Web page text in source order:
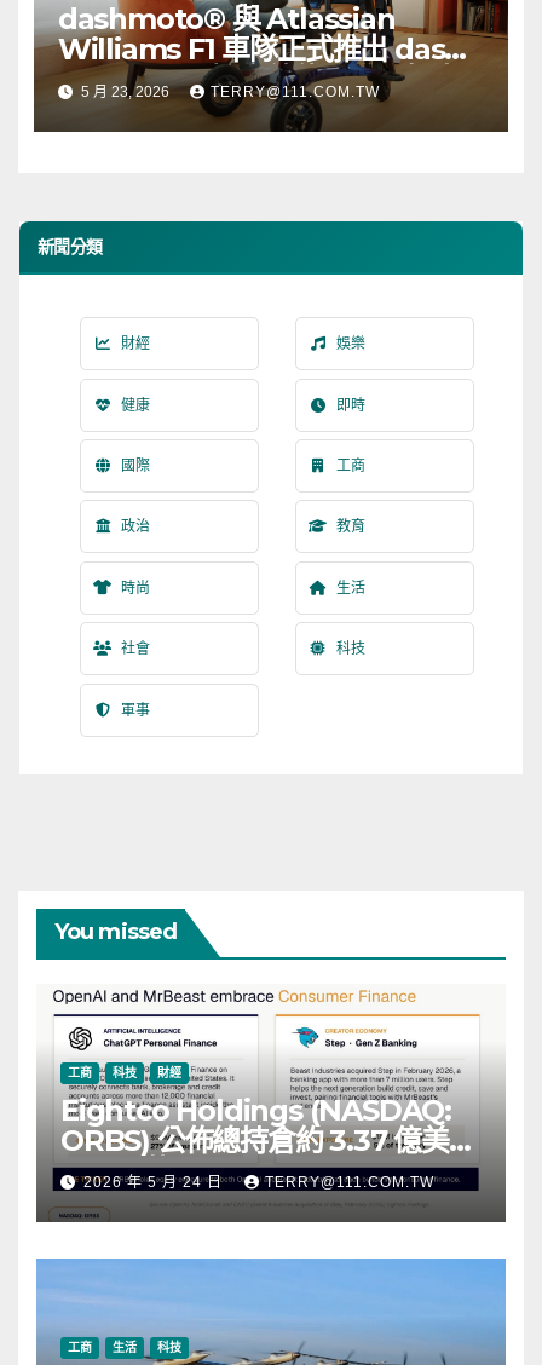
dashmoto® 與 Atlassian
Williams F1 車隊正式推出 dash
3 Williams 版高效能電動滑板車
5 月 23, 2026 TERRY@111.COM.TW
新聞分類
財經 娛樂
健康 即時
國際 工商
政治 教育
時尚 生活
社會 科技
軍事
You missed
工商 科技 財經
Eightco Holdings (NASDAQ:
ORBS) 公佈總持倉約 3.37 億美
元，涵蓋 OpenAI、Beast
Industries、超過 11,000 枚以太
幣 (ETH) 及逾 2.83 億枚 WLD 代
幣
2026 年 5 月 24 日 TERRY@111.COM.TW
工商 生活 科技